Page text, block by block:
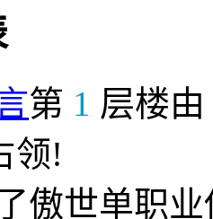
第 1 层楼由
领!
傲世单职